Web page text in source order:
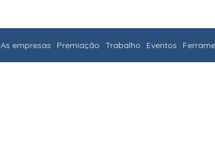
As empresas Premiação Trabalho Eventos